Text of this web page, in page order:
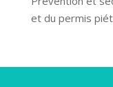
et du permis